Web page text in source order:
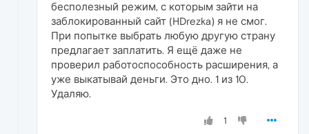
бесполезный режим, с которым зайти на
заблокированный сайт (HDrezka) я не смог.
При попытке выбрать любую другую страну
предлагает заплатить. Я ещё даже не
проверил работоспособность расширения, а
уже выкатывай деньги. Это дно. 1 из 10.
Удаляю.
1